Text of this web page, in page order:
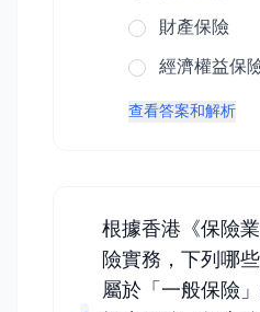
財產保險
經濟權益保
查看答案和解析
根據香港《保險
險實務，下列哪
屬於「一般保險